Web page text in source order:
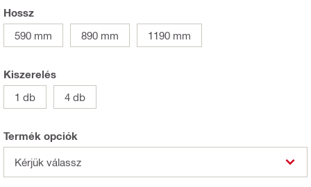
Hossz
590 mm
890 mm 1190 mm
Kiszerelés
1 db
4 db
Termék opciók
Kérjük válassz